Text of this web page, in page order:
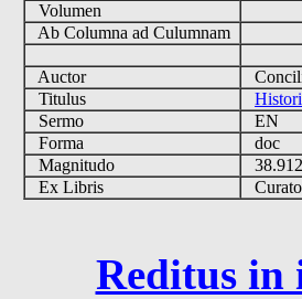
Volumen
Ab Columna ad Culumnam
Auctor
Titulus
Sermo
EN
Forma
doc
Magnitudo
Ex Libris
Reditus in